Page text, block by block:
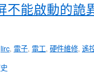
不能啟動的詭
lirc, 電子, 電工, 硬件維修, 遙